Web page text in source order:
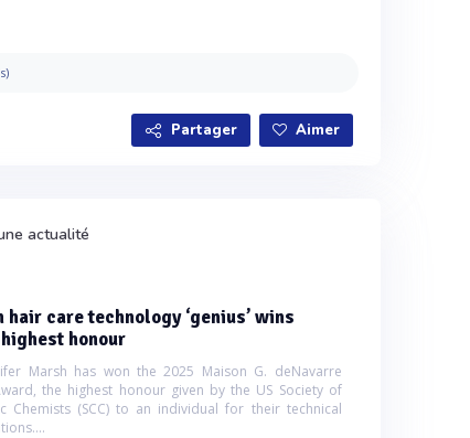
Partager Aimer
actualité
hair care technology ‘genius’ wins
highest honour
Marsh has won the 2025 Maison G. deNavarre
the highest honour given by the US Society of
Chemists (SCC) to an individual for their technical